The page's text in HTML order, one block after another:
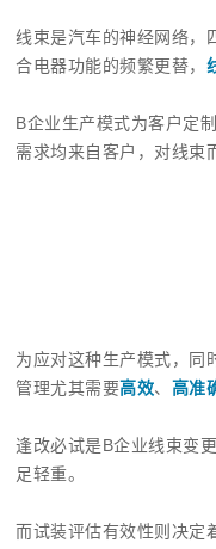
线束是汽车的神经网络，
合电器功能的频繁更替，
B企业生产模式为客户定
需求均来自客户，对线束
为应对这种生产模式，同
管理尤其需要高效、 高准
逢改必试是B企业线束变
足轻重。
而试装评估有效性则决定